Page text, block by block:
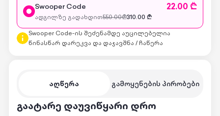
აღწერა გამოყენების პირობები
გაატარე დაუვიწყარი დრო
Swooper Code 22.00 ₾
ადგილზე გადახდით550.00₾310.00 ₾
Swooper Code-ის შეძენამდე აუცილებელია
წინასწარ დარეკვა და დაჯავშნა / ჩაწერა